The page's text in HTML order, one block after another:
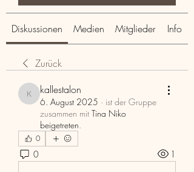
Diskussionen Medien Mitglieder Info
Zurück
kallestalon
kallestalon
6. August 2025 · ist der Gruppe
zusammen mit Tina Niko
beigetreten.
0
0 1